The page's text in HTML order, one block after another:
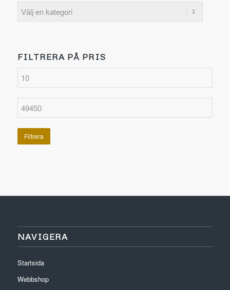
FILTRERA PÅ PRIS
Filtrera
NAVIGERA
Startsida
Webbshop